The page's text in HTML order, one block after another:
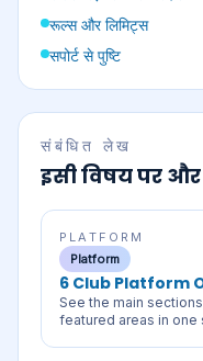
रूल्स और लिमिट्स
सपोर्ट से पुष्टि
संबंधित लेख
इसी विषय पर
PLATFORM
Platform
6 Club Platform
See the main
featured areas in one